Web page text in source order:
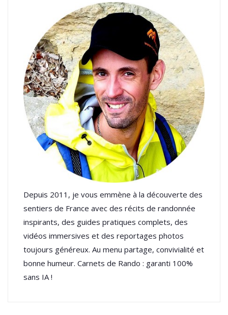
Depuis 2011, je vous emmène à la découverte des
sentiers de France avec des récits de randonnée
inspirants, des guides pratiques complets, des
vidéos immersives et des reportages photos
toujours généreux. Au menu partage, convivialité et
bonne humeur. Carnets de Rando : garanti 100%
sans IA !